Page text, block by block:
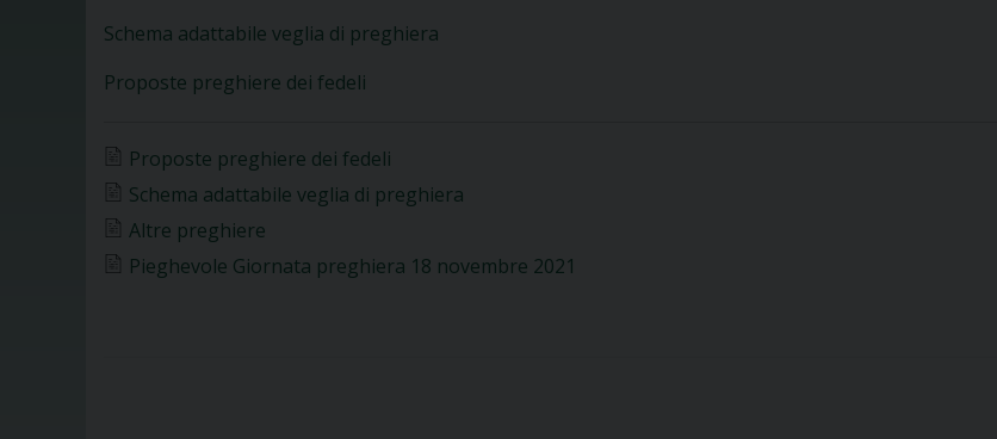
Schema adattabile veglia di preghiera
Proposte preghiere dei fedeli
Proposte preghiere dei fedeli
Schema adattabile veglia di preghiera
Altre preghiere
Pieghevole Giornata preghiera 18 novembre 2021